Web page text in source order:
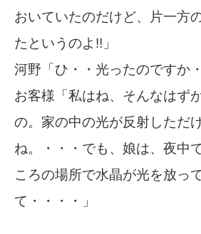
おいていたのだけど、片一方
たというのよ!!」
河野「ひ・・光ったのですか・
お客様「私はね、そんなはず
の。家の中の光が反射しただ
ね。・・・でも、娘は、夜中
ころの場所で水晶が光を放っ
て・・・・」